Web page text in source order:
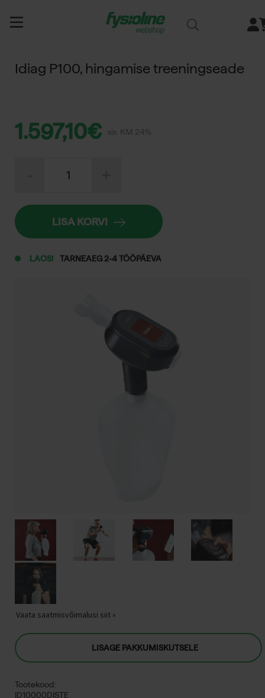
sisältöön
Idiag P100, hingamise treeningseade
1.597,10€ sis. KM 24%
LAOS! TARNEAEG 2-4 TÖÖPÄEVA
kogus
LISA KORVI
Vaata saatmisvõimalusi siit »
LISAGE PAKKUMISKUTSELE
Tootekood:
ID10000DISTE